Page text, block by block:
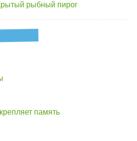
рыбный пирог
память